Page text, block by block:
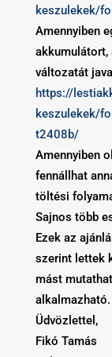
keszulekek/
Amennyiben
akkumulátort,
változatát
https://
keszulekek/
t2408b/
Amennyiben
fennállhat
töltési
Sajnos több
Ezek az
szerint lettek
mást
alkalmazható.
Üdvözlettel,
Fikó Tamás